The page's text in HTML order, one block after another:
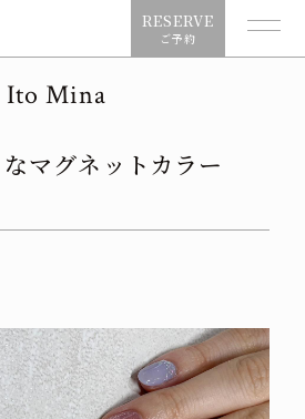
RESERVE
ご予約
Ito Mina
マグネットカラー